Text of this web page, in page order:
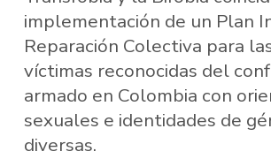
implementación de un Plan
Reparación Colectiva para
víctimas reconocidas del
armado en Colombia con
sexuales e identidades de
diversas.